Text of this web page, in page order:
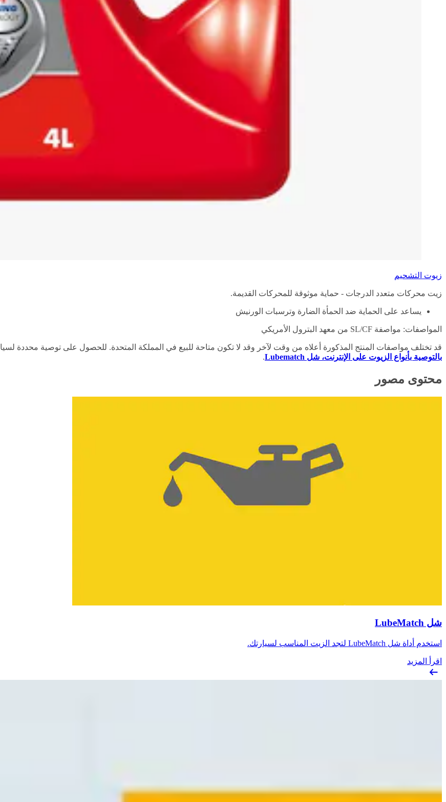
زيوت التشحيم
زيت محركات متعدد الدرجات - حماية موثوقة للمحركات القديمة.
يساعد على الحماية ضد الحمأة الضارة وترسبات الورنيش
المواصفات: مواصفة SL/CF من معهد البترول الأمريكي
قد تختلف مواصفات المنتج المذكورة أعلاه من وقت لآخر وقد لا تكون متاحة للبيع في المملكة المتحدة. للحصول على توصية محددة
بالتوصية بأنواع الزيوت على الإنترنت، شل Lubematch
.
محتوى مصور
شل LubeMatch
استخدم أداة شل LubeMatch لتجد الزيت المناسب لسيارتك.
اقرأ المزيد